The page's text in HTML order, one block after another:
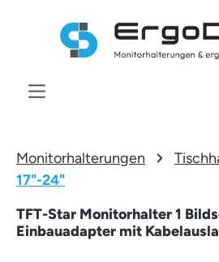
Zum Hauptinhalt springen
Monitorhalterungen
17"-24"
TFT-Star Monitorhalter 1
Einbauadapter mit